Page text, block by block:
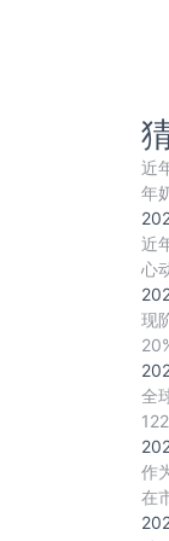
近
年
近
心
现
全
作
在
加